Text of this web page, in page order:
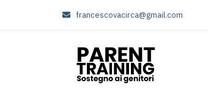
francescovacirca@gmail.com